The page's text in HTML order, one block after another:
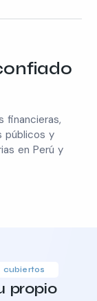
financieras,
públicos y
en Perú y
cubiertos
propio